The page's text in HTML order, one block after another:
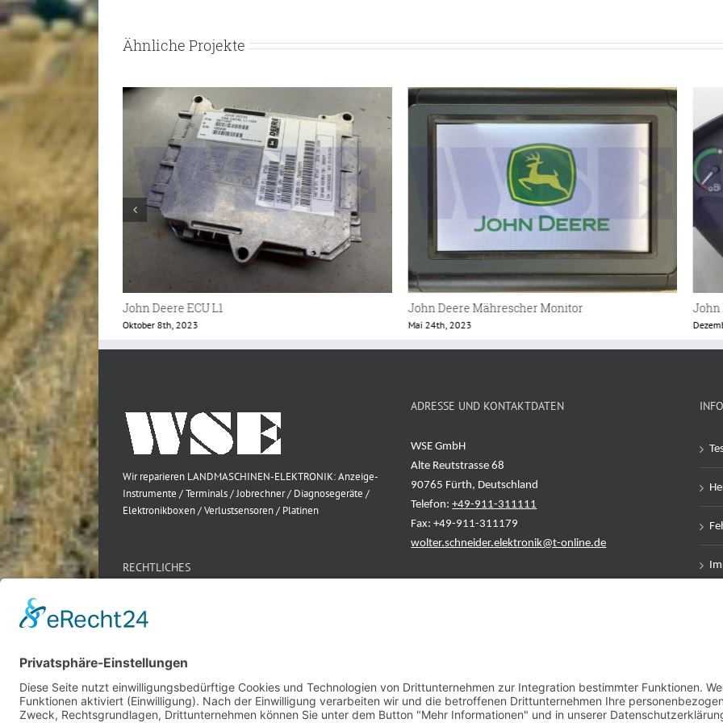
Ähnliche Projekte
John Deere Mährescher Monitor
Mai 24th, 2023
John Deere 6830 Instrumentenbrett
Dezember 15th, 2022
John
Mai
Wir reparieren LANDMASCHINEN-ELEKTRONIK: Anzeige-
Instrumente / Terminals / Jobrechner / Diagnosegeräte /
Elektronikboxen / Verlustsensoren / Platinen
RECHTLICHES
Impressum
AGB
ADRESSE UND KONTAKTDATEN
WSE GmbH
Alte Reutstrasse 68
90765 Fürth, Deutschland
Telefon:+49-911-311111
Fax: +49-911-311179
wolter.schneider.elektronik@t-online.de